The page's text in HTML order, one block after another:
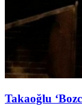
Takaoğlu